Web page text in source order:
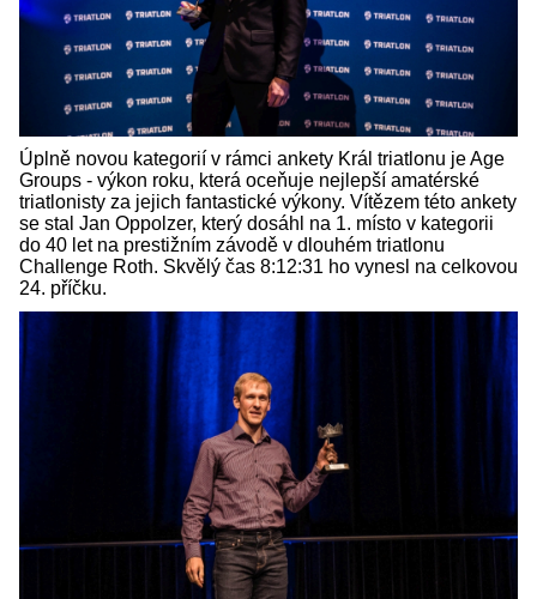
Úplně novou kategorií v rámci ankety Král triatlonu je Age
Groups - výkon roku, která oceňuje nejlepší amatérské
triatlonisty za jejich fantastické výkony. Vítězem této ankety
se stal Jan Oppolzer, který dosáhl na 1. místo v kategorii
do 40 let na prestižním závodě v dlouhém triatlonu
Challenge Roth. Skvělý čas 8:12:31 ho vynesl na celkovou
24. příčku.